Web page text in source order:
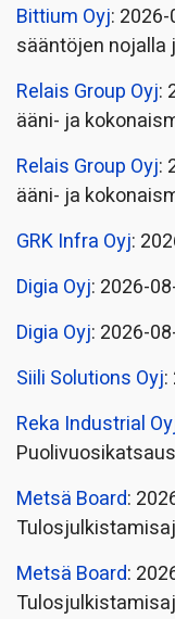
Bittium Oyj:
sääntöjen
Relais Group Oyj:
ääni- ja
Relais Group Oyj:
ääni- ja
GRK Infra Oyj:
Digia Oyj: 2026-
Digia Oyj: 2026-
Siili Solutions Oyj:
Reka Industrial
Puolivuosikatsaus
Metsä Board:
Metsä Board: